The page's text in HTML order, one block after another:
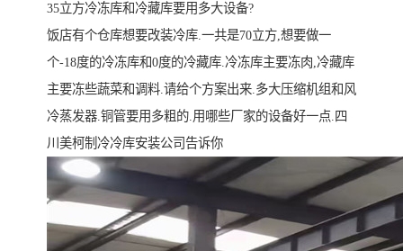
35立方冷冻库和冷藏库要用多大设备?
饭店有个仓库想要改装冷库.一共是70立方,想要做一
个-18度的冷冻库和0度的冷藏库.冷冻库主要冻肉,冷藏库
主要冻些蔬菜和调料.请给个方案出来.多大压缩机组和风
冷蒸发器.铜管要用多粗的.用哪些厂家的设备好一点.四
川美柯制冷冷库安装公司告诉你